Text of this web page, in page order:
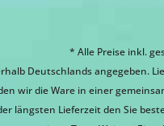
* Alle Preise inkl.
Deutschlands angegeben.
wir die Ware in einer
längsten Lieferzeit den Sie